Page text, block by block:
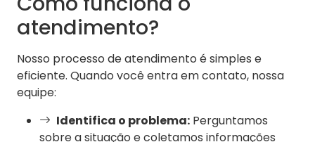
atendimento?
Nosso processo de atendimento é simples e
eficiente. Quando você entra em contato, nossa
equipe:
Identifica o problema: Perguntamos
sobre a situação e coletamos informações